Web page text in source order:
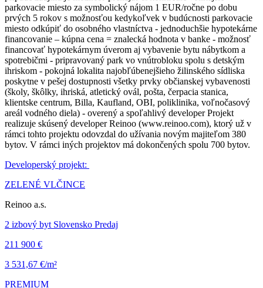
parkovacie miesto za symbolický nájom 1 EUR/ročne po dobu
prvých 5 rokov s možnosťou kedykoľvek v budúcnosti parkovacie
miesto odkúpiť do osobného vlastníctva - jednoduchšie hypotekárne
financovanie – kúpna cena = znalecká hodnota v banke - možnosť
financovať hypotekárnym úverom aj vybavenie bytu nábytkom a
spotrebičmi - pripravovaný park vo vnútrobloku spolu s detským
ihriskom - pokojná lokalita najobľúbenejšieho žilinského sídliska
poskytne v pešej dostupnosti všetky prvky občianskej vybavenosti
(školy, škôlky, ihriská, atletický ovál, pošta, čerpacia stanica,
klientske centrum, Billa, Kaufland, OBI, poliklinika, voľnočasový
areál vodného diela) - overený a spoľahlivý developer Projekt
realizuje skúsený developer Reinoo (www.reinoo.com), ktorý už v
rámci tohto projektu odovzdal do užívania novým majiteľom 380
bytov. V rámci iných projektov má dokončených spolu 700 bytov.
Developerský projekt:
ZELENÉ VLČINCE
Reinoo a.s.
2 izbový byt Slovensko Predaj
211 900 €
3 531,67 €/m²
PREMIUM